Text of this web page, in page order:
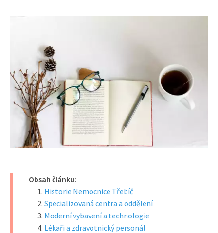
Obsah článku:
Historie Nemocnice Třebíč
Specializovaná centra a oddělení
Moderní vybavení a technologie
Lékaři a zdravotnický personál